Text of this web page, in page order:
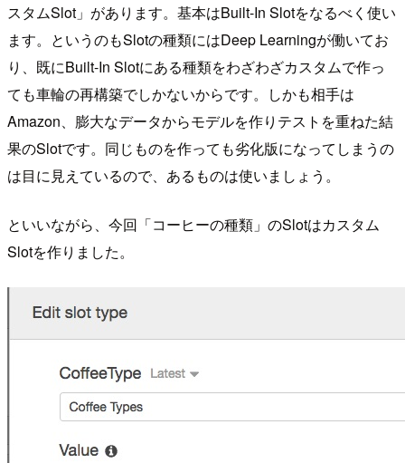
スタムSlot」があります。基本はBuilt-In Slotをなるべく使い
ます。というのもSlotの種類にはDeep Learningが働いてお
り、既にBuilt-In Slotにある種類をわざわざカスタムで作っ
ても車輪の再構築でしかないからです。しかも相手は
Amazon、膨大なデータからモデルを作りテストを重ねた結
果のSlotです。同じものを作っても劣化版になってしまうの
は目に見えているので、あるものは使いましょう。
といいながら、今回「コーヒーの種類」のSlotはカスタム
Slotを作りました。